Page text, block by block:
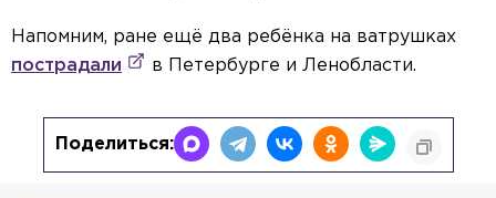
Напомним, ране ещё два ребёнка на ватрушках
пострадали
в Петербурге и Ленобласти.
Поделиться: